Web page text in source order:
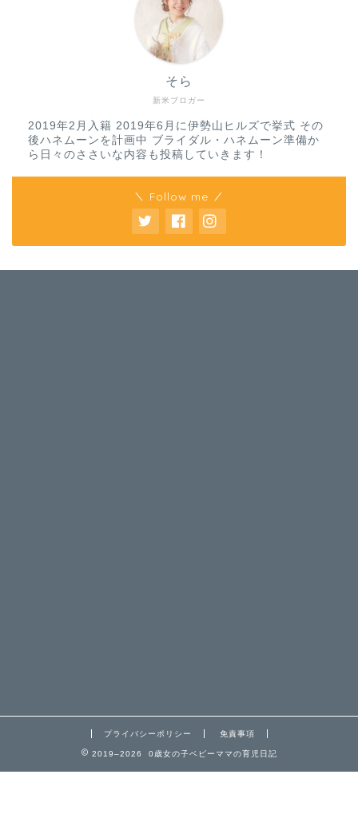
新米ブロガー
そら
2019年2月入籍 2019年6月に伊勢山ヒルズで挙式 その
後ハネムーンを計画中 ブライダル・ハネムーン準備か
ら日々のささいな内容も投稿していきます！
＼ Follow me ／
プライバシーポリシー 免責事項
2019–2026 0歳女の子ベビーママの育児日記